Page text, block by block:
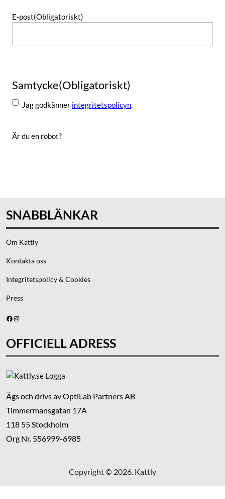
E-post(Obligatoriskt)
Samtycke(Obligatoriskt)
Jag godkänner integritetspolicyn.
Är du en robot?
SNABBLÄNKAR
Om Kattly
Kontakta oss
Integritetspolicy & Cookies
Press
Facebook
Instagram
OFFICIELL ADRESS
Ägs och drivs av OptiLab Partners AB
Timmermansgatan 17A
118 55 Stockholm
Org Nr. 556999-6985
Copyright © 2026. Kattly